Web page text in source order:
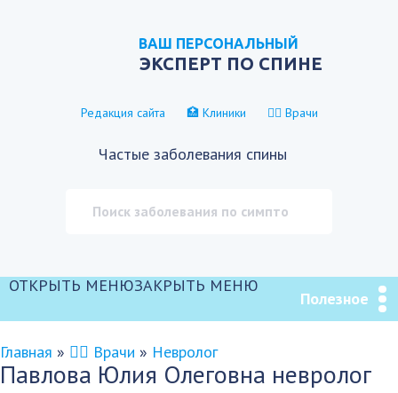
ВАШ ПЕРСОНАЛЬНЫЙ
ЭКСПЕРТ ПО СПИНЕ
Редакция сайта 🏥 Клиники 👨‍⚕️ Врачи
Частые заболевания спины
ОТКРЫТЬ МЕНЮЗАКРЫТЬ МЕНЮ
Полезное
Главная » 👨‍⚕️ Врачи » Невролог
Павлова Юлия Олеговна невролог